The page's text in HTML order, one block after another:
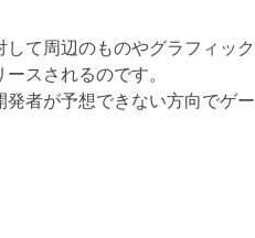
て周辺のものやグラフィック
スされるのです。
者が予想できない方向でゲー